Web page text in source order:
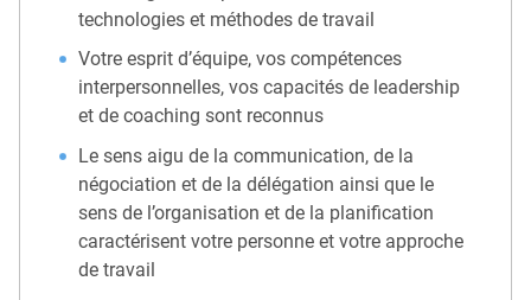
technologies et méthodes de travail
Votre esprit d’équipe, vos compétences
interpersonnelles, vos capacités de leadership
et de coaching sont reconnus
Le sens aigu de la communication, de la
négociation et de la délégation ainsi que le
sens de l’organisation et de la planification
caractérisent votre personne et votre approche
de travail